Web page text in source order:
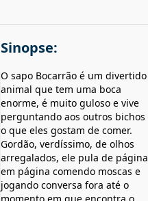
Sinopse:
O sapo Bocarrão é um divertido
animal que tem uma boca
enorme, é muito guloso e vive
perguntando aos outros bichos
o que eles gostam de comer.
Gordão, verdíssimo, de olhos
arregalados, ele pula de página
em página comendo moscas e
jogando conversa fora até o
momento em que encontra o